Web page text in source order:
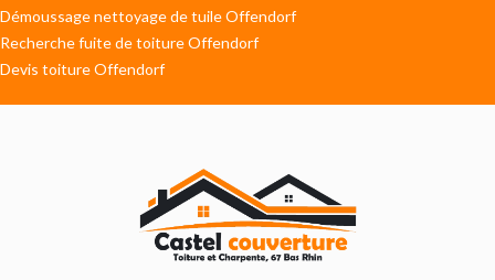
Démoussage nettoyage de tuile Offendorf
Recherche fuite de toiture Offendorf
Devis toiture Offendorf